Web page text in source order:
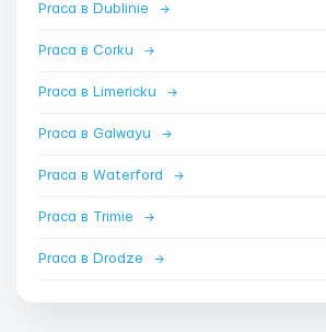
Praca в Dublinie →
Praca в Corku →
Praca в Limericku →
Praca в Galwayu →
Praca в Waterford →
Praca в Trimie →
Praca в Drodze →